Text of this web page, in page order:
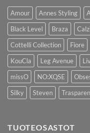
Amour Annes Styling
Black Level
Braza
Cottelli Collection
Fiore
KouCla
Leg Avenue
missO
NO:XQSE
Silky
Steven
TUOTEOSASTOT